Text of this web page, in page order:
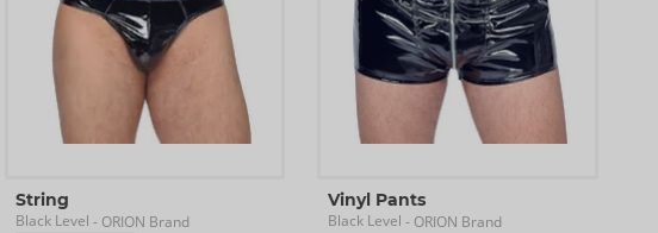
String
Black Level - ORION Brand
Vinyl Pants
Black Level - ORION Brand